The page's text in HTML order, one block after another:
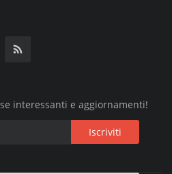
interessanti e aggiornamenti!
Iscriviti